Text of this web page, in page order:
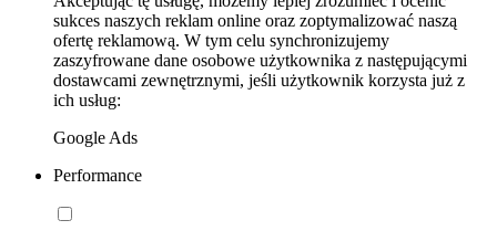
sukces naszych reklam online oraz zoptymalizować naszą
ofertę reklamową. W tym celu synchronizujemy
zaszyfrowane dane osobowe użytkownika z następującymi
dostawcami zewnętrznymi, jeśli użytkownik korzysta już z
ich usług:
Google Ads
Performance